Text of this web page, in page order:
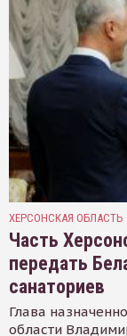
ХЕРСОНСКАЯ ОБЛАСТЬ
Часть
передать
санаториев
Глава
области